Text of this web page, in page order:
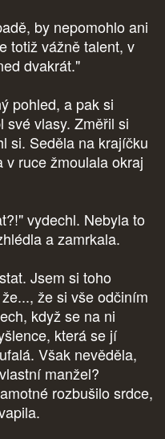
by nepomohlo ani
totiž vážně talent, v
dvakrát."
pohled, a pak si
své vlasy. Změřil si
si. Seděla na krajíčku
v ruce žmoulala okraj
vydechl. Nebyla to
a zamrkala.
Jsem si toho
že si vše odčiním
když se na ni
která se jí
Však nevěděla,
manžel?
rozbušilo srdce,